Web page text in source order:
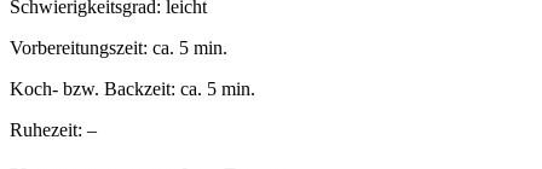
Schwierigkeitsgrad: leicht
Vorbereitungszeit: ca. 5 min.
Koch- bzw. Backzeit: ca. 5 min.
Ruhezeit: –